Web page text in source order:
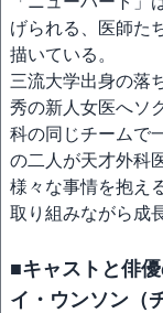
げられる、医師た
描いている。
三流大学出身の落
秀の新人女医へソ
科の同じチームで
の二人が天才外科
様々な事情を抱え
取り組みながら成
■キャストと俳
イ・ウンソン（